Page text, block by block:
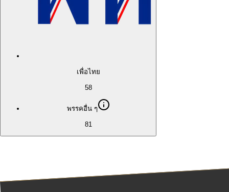
เพื่อไทย
58
พรรคอื่น ๆ
81